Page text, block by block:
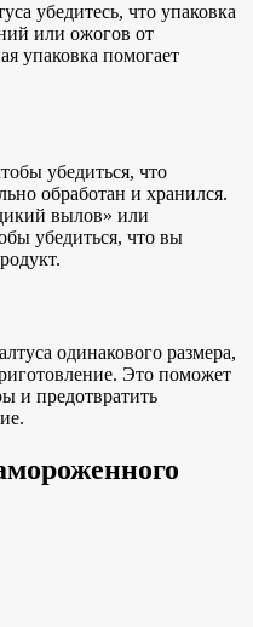
убедитесь, что упаковка
или ожогов от
упаковка помогает
убедиться, что
обработан и хранился.
вылов» или
убедиться, что вы
одинакового размера,
Это поможет
и предотвратить